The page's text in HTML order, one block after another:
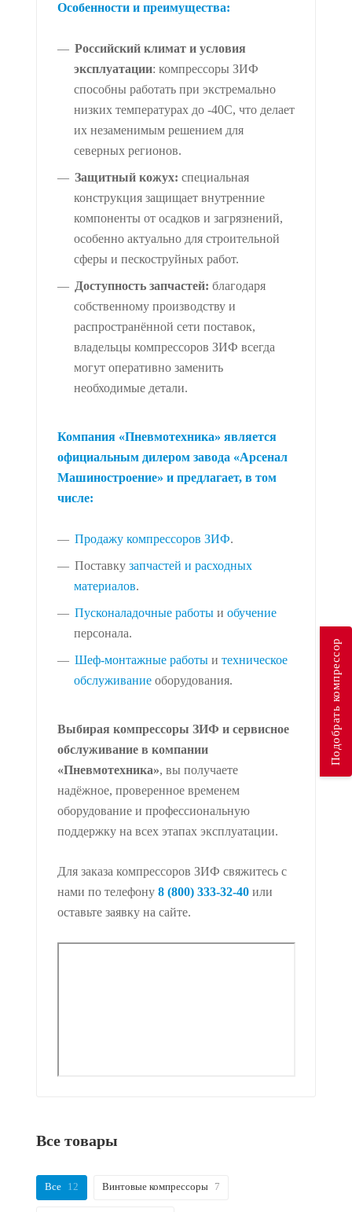
Особенности и преимущества:
Российский климат и условия
эксплуатации: компрессоры ЗИФ
способны работать при экстремально
низких температурах до -40С, что делает
их незаменимым решением для
северных регионов.
Защитный кожух: специальная
конструкция защищает внутренние
компоненты от осадков и загрязнений,
особенно актуально для строительной
сферы и пескоструйных работ.
Доступность запчастей: благодаря
собственному производству и
распространённой сети поставок,
владельцы компрессоров ЗИФ всегда
могут оперативно заменить
необходимые детали.
Компания «Пневмотехника» является
официальным дилером завода «Арсенал
Машиностроение» и предлагает, в том
числе:
Продажу компрессоров ЗИФ.
Поставку запчастей и расходных
материалов.
Пусконаладочные работыи обучение
персонала.
Шеф-монтажные работыи техническое
обслуживаниеоборудования.
Выбирая компрессоры ЗИФ и сервисное
обслуживание в компании
«Пневмотехника», вы получаете
надёжное, проверенное временем
оборудование и профессиональную
поддержку на всех этапах эксплуатации.
Для заказа компрессоров ЗИФ свяжитесь с
нами по телефону 8 (800) 333-32-40или
оставьте заявку на сайте.
Все товары
Все 12 Винтовые компрессоры 7
Подобрать компрессор